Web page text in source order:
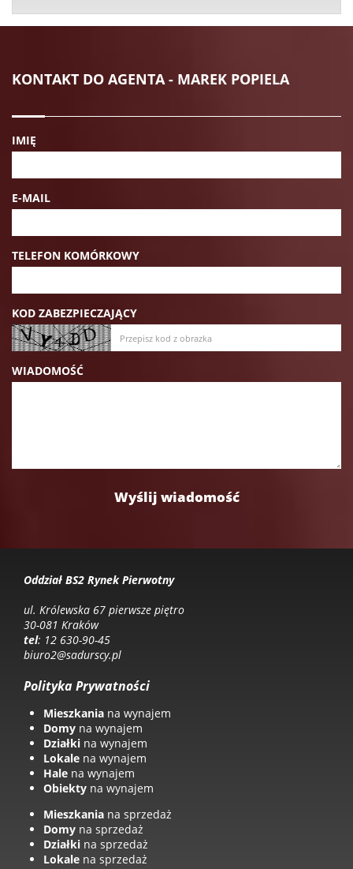
KONTAKT DO AGENTA - MAREK POPIELA
IMIĘ
E-MAIL
TELEFON KOMÓRKOWY
KOD ZABEZPIECZAJĄCY
WIADOMOŚĆ
Oddział BS2 Rynek Pierwotny
ul. Królewska 67 pierwsze piętro
30-081 Kraków
tel: 12 630-90-45
biuro2@sadurscy.pl
Polityka Prywatności
Mieszkania na wynajem
Domy na wynajem
Działki na wynajem
Lokale na wynajem
Hale na wynajem
Obiekty na wynajem
Mieszkania na sprzedaż
Domy na sprzedaż
Działki na sprzedaż
Lokale na sprzedaż